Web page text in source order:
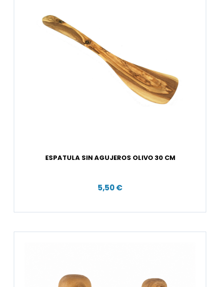
ESPATULA SIN AGUJEROS OLIVO 30 CM
5,50 €